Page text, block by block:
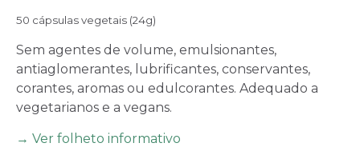
50 cápsulas vegetais (24g)
Sem agentes de volume, emulsionantes,
antiaglomerantes, lubrificantes, conservantes,
corantes, aromas ou edulcorantes. Adequado a
vegetarianos e a vegans.
→ Ver folheto informativo